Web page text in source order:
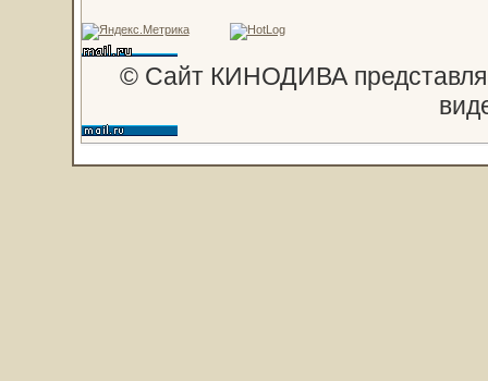
© Сайт КИНОДИВА